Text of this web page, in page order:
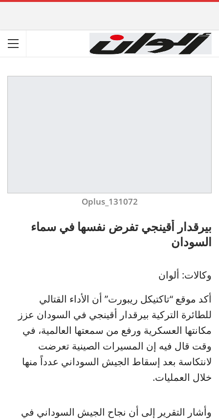
Oplus_131072
بيرقدار أقينجي تفرض نفسها في سماء
السودان
وكالات: ألوان
أكد موقع “تاكتيكل ريبورت” أن الأداء القتالي
للطائرة التركية بيرقدار أقينجي في السودان عزز
مكانتها العسكرية ورفع من سمعتها العالمية، في
وقت قال فيه إن المسيرات الصينية تعرضت
لانتكاسة بعد إسقاط الجيش السوداني عدداً منها
خلال العمليات.
وأشار التقرير إلى أن نجاح الجيش السوداني في